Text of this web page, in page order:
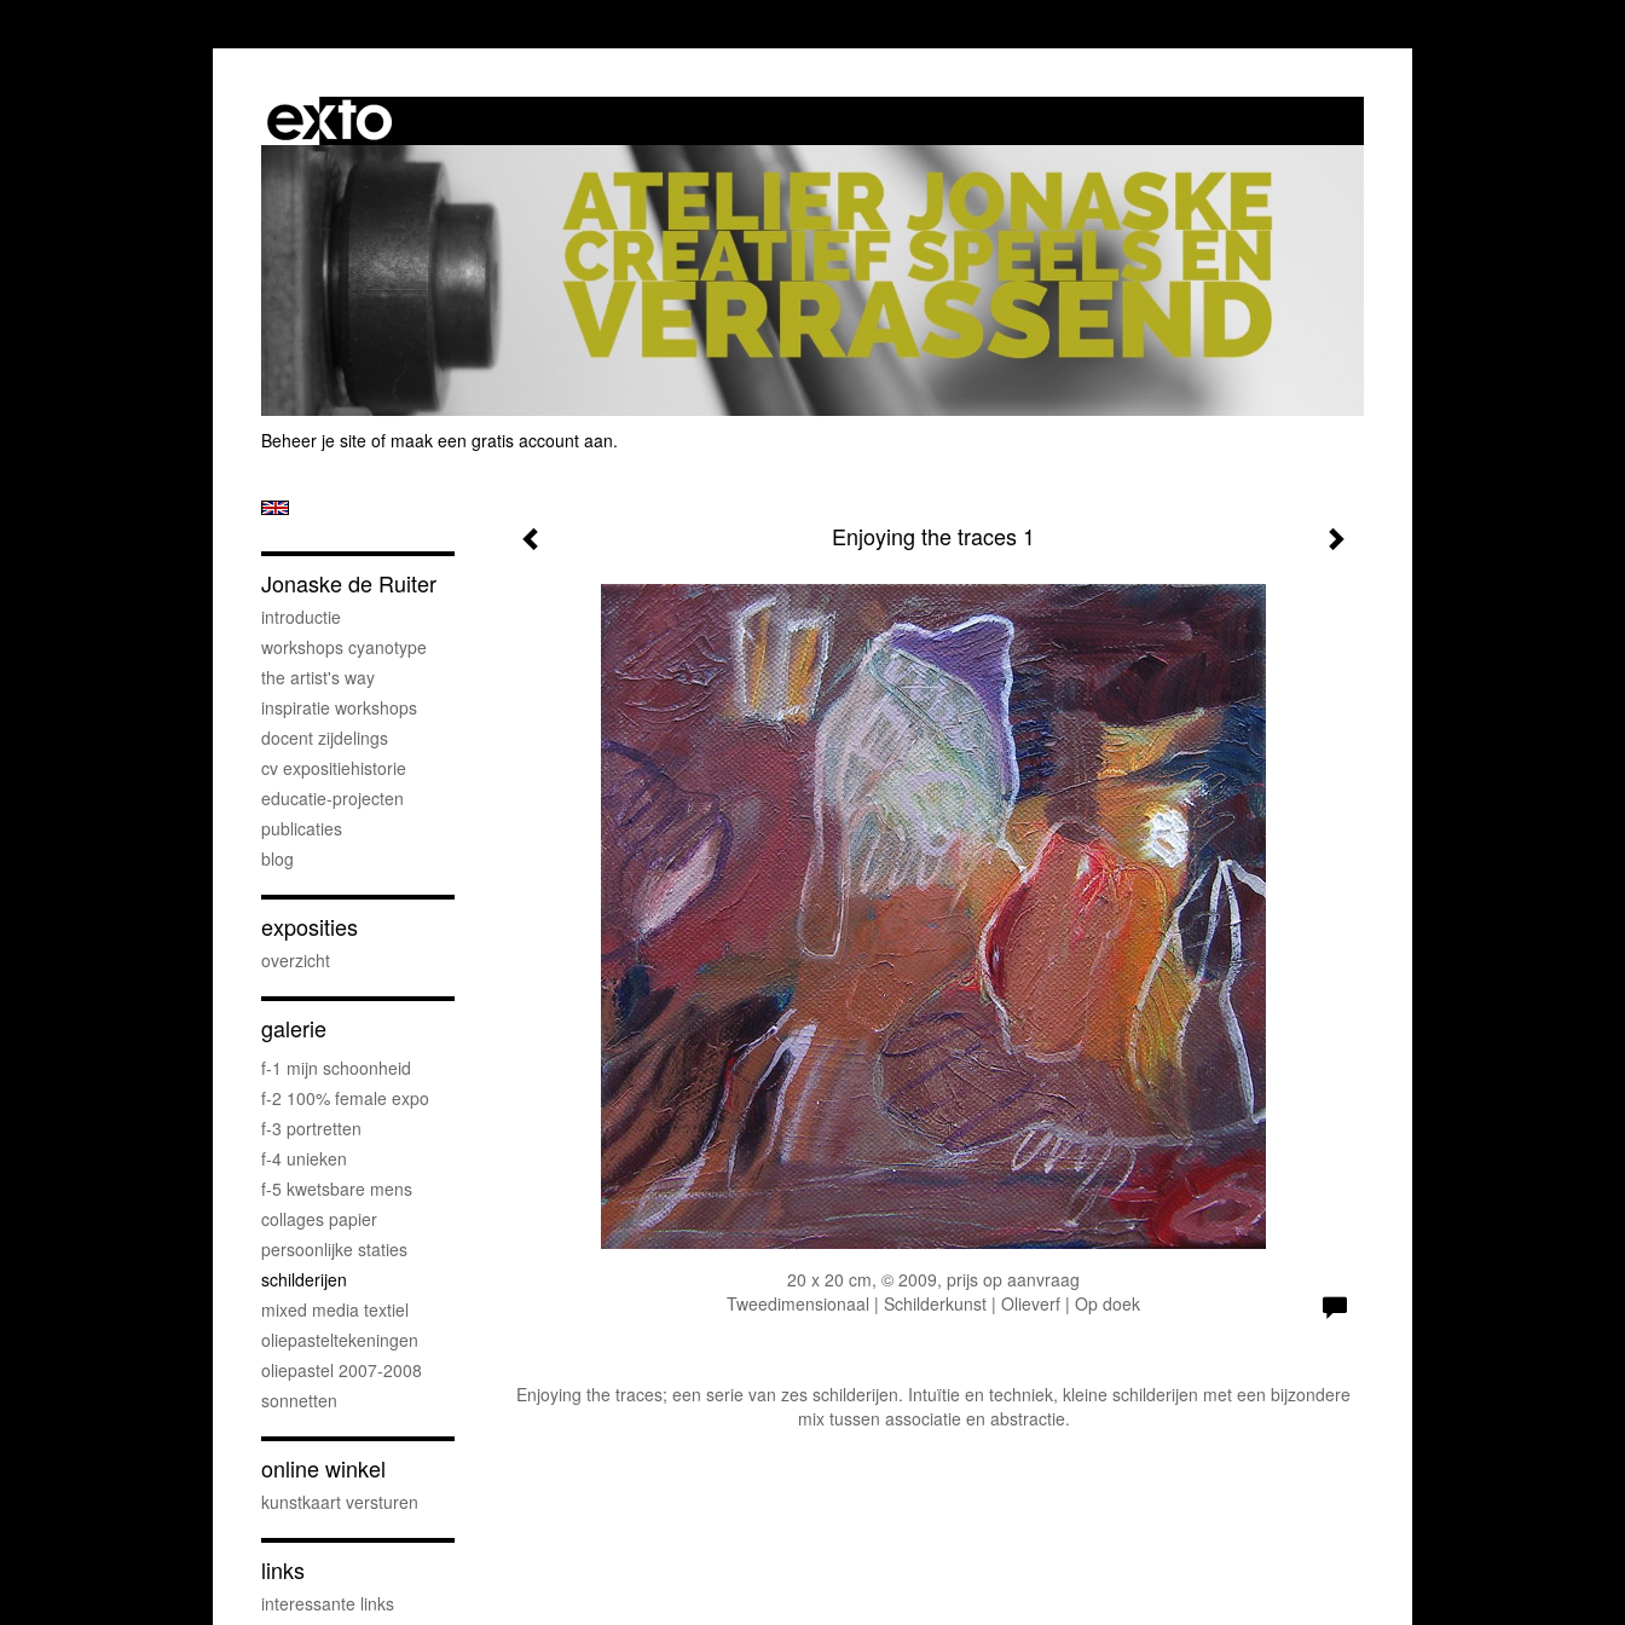
Beheer je site of maak een gratis account aan.
Enjoying the traces 1
20 x 20 cm, © 2009, prijs op aanvraag
Tweedimensionaal | Schilderkunst | Olieverf | Op doek
Enjoying the traces; een serie van zes schilderijen. Intuïtie en techniek, kleine schilderijen met een bijzondere
mix tussen associatie en abstractie.
Jonaske de Ruiter
introductie
workshops cyanotype
the artist's way
inspiratie workshops
docent zijdelings
cv expositiehistorie
educatie-projecten
publicaties
blog
exposities
overzicht
galerie
f-1 mijn schoonheid
f-2 100% female expo
f-3 portretten
f-4 unieken
f-5 kwetsbare mens
collages papier
persoonlijke staties
schilderijen
mixed media textiel
oliepasteltekeningen
oliepastel 2007-2008
sonnetten
online winkel
kunstkaart versturen
links
interessante links